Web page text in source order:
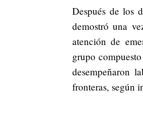
Después de los
demostró una
atención de
grupo
desempeñaron
fronteras, según